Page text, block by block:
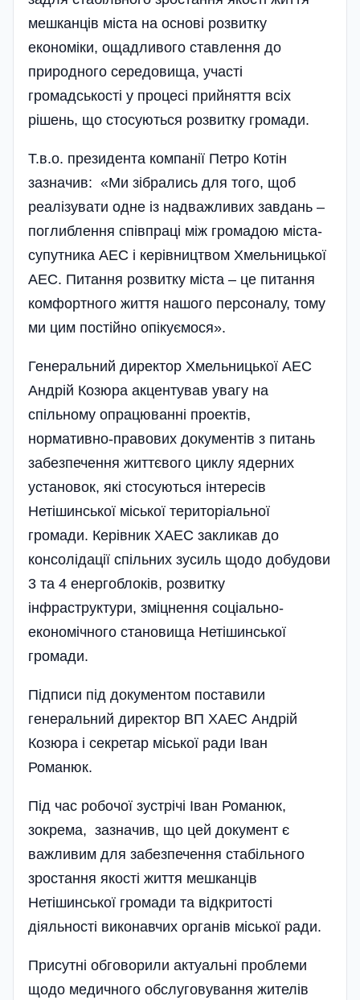
мешканців міста на основі розвитку
економіки, ощадливого ставлення до
природного середовища, участі
громадськості у процесі прийняття всіх
рішень, що стосуються розвитку громади.
Т.в.о. президента компанії Петро Котін
зазначив: «Ми зібрались для того, щоб
реалізувати одне із надважливих завдань –
поглиблення спів­пра­ці між громадою міста-
супутника АЕС і керівництвом Хмельницької
АЕС. Питання розвитку міста – це питання
комфортного життя нашого персоналу, тому
ми цим пості­йно опікуємося».
Генеральний ди­­ректор Хмельницької АЕС
Андрій Козюра акцентував увагу на
спільному опрацюванні проектів,
нормативно-правових документів з питань
забезпечення життєвого циклу ядерних
установок, які стосуються інтересів
Нетішинської міської територіальної
громади. Керівник ХАЕС закликав до
консолідації спільних зусиль щодо добудови
3 та 4 енергоблоків, розвитку
інфраструктури, зміцнення соці­ально-
економічного становища Нетішинської
громади.
Підписи під документом поставили
генеральний директор ВП ХАЕС Андрій
Козюра і секретар міської ради Іван
Романюк.
Під час робочої зустрічі Іван Романюк,
зокрема, зазначив, що цей документ є
важливим для забезпечення стабільного
зростання якості життя мешканців
Нетішинської громади та відкритості
діяльності виконавчих органів міської ради.
Присутні обговорили актуальні проблеми
щодо медичного обслуговування жителів